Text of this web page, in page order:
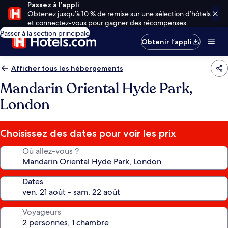
Passez à l’appli
Obtenez jusqu’à 10 % de remise sur une sélection d’hôtels
et connectez-vous pour gagner des récompenses.
Passer à la section principale
Obtenir l’appli
Afficher tous les hébergements
Mandarin Oriental Hyde Park,
London
Choisissez des dates pour voir les prix
Où allez-vous ?
Dates
Voyageurs